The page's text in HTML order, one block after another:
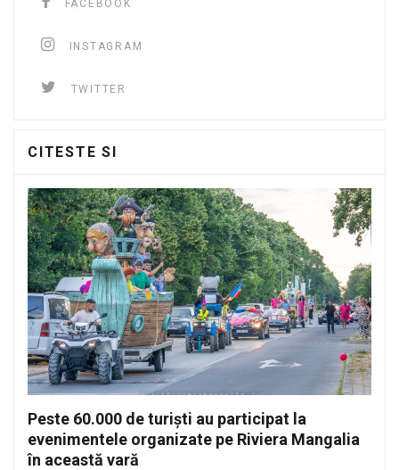
FACEBOOK
INSTAGRAM
TWITTER
CITESTE SI
Peste 60.000 de turiști au participat la
evenimentele organizate pe Riviera Mangalia
în această vară